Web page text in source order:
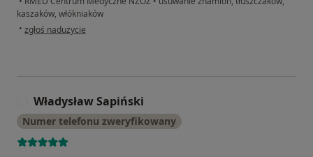
kaszaków, włókniaków
• w opinii użytkownika Robert
zgłoś nadużycie
Władysław Sapiński
Numer telefonu zweryfikowany